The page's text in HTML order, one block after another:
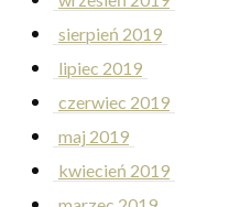
sierpień 2019
lipiec 2019
czerwiec 2019
maj 2019
kwiecień 2019